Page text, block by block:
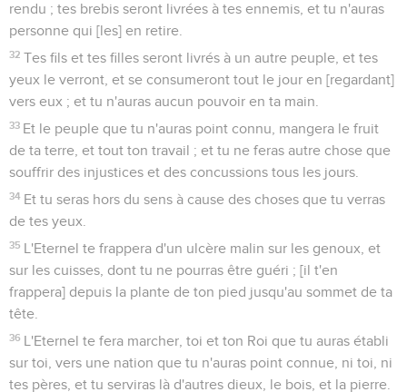
rendu ; tes brebis seront livrées à tes ennemis, et tu n'auras
personne qui [les] en retire.
32 Tes fils et tes filles seront livrés à un autre peuple, et tes
yeux le verront, et se consumeront tout le jour en [regardant]
vers eux ; et tu n'auras aucun pouvoir en ta main.
33 Et le peuple que tu n'auras point connu, mangera le fruit
de ta terre, et tout ton travail ; et tu ne feras autre chose que
souffrir des injustices et des concussions tous les jours.
34 Et tu seras hors du sens à cause des choses que tu verras
de tes yeux.
35 L'Eternel te frappera d'un ulcère malin sur les genoux, et
sur les cuisses, dont tu ne pourras être guéri ; [il t'en
frappera] depuis la plante de ton pied jusqu'au sommet de ta
tête.
36 L'Eternel te fera marcher, toi et ton Roi que tu auras établi
sur toi, vers une nation que tu n'auras point connue, ni toi, ni
tes pères, et tu serviras là d'autres dieux, le bois, et la pierre.